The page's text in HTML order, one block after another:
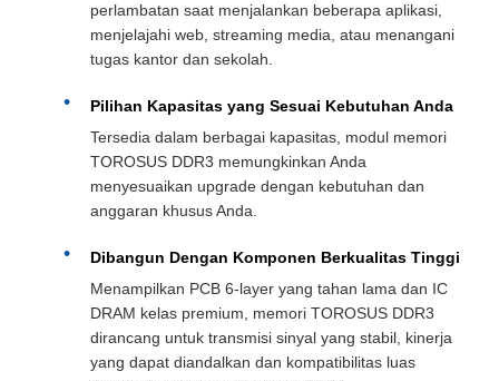
perlambatan saat menjalankan beberapa aplikasi,
menjelajahi web, streaming media, atau menangani
tugas kantor dan sekolah.
Pilihan Kapasitas yang Sesuai Kebutuhan Anda
Tersedia dalam berbagai kapasitas, modul memori
TOROSUS DDR3 memungkinkan Anda
menyesuaikan upgrade dengan kebutuhan dan
anggaran khusus Anda.
Dibangun Dengan Komponen Berkualitas Tinggi
Menampilkan PCB 6-layer yang tahan lama dan IC
DRAM kelas premium, memori TOROSUS DDR3
dirancang untuk transmisi sinyal yang stabil, kinerja
yang dapat diandalkan dan kompatibilitas luas